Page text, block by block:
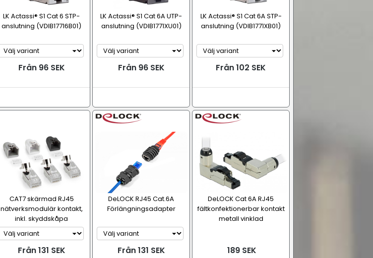
LK Actassi® S1 Cat 6 STP-
anslutning (VDIB17716B01)
Från 96 SEK
LK Actassi® S1 Cat 6A UTP-
anslutning (VDIB1771XU01)
Från 96 SEK
LK Actassi® S1 Cat 6A STP-
anslutning (VDIB1771XB01)
Från 102 SEK
CAT7 skärmad RJ45
nätverksmodulär kontakt,
inkl. skyddskåpa
Från 131 SEK
DeLOCK RJ45 Cat.6A
Förlängningsadapter
Från 131 SEK
DeLOCK Cat 6A RJ45
fältkonfektionerbar kontakt
metall vinklad
189 SEK